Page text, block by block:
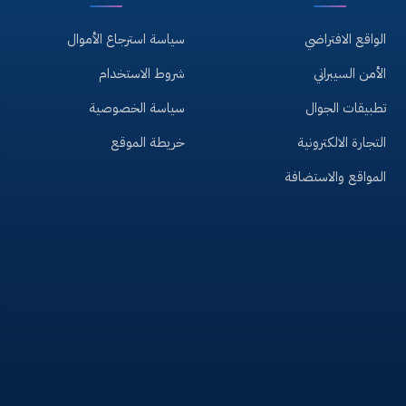
الواقع الافتراضي
الأمن السيبراني
تطبيقات الجوال
التجارة الالكترونية
المواقع والاستضافة
سياسة استرجاع الأموال
شروط الاستخدام
سياسة الخصوصية
خريطة الموقع